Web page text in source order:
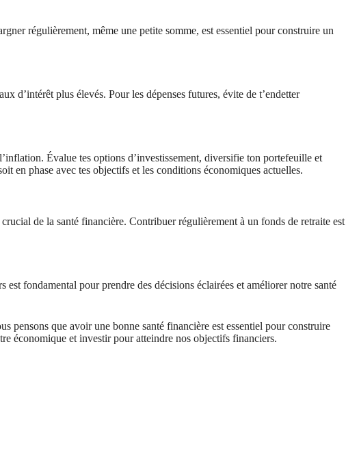
régulièrement, même une petite somme, est essentiel pour construire un
d’intérêt plus élevés. Pour les dépenses futures, évite de t’endetter
Évalue tes options d’investissement, diversifie ton portefeuille et
en phase avec tes objectifs et les conditions économiques actuelles.
de la santé financière. Contribuer régulièrement à un fonds de retraite est
fondamental pour prendre des décisions éclairées et améliorer notre santé
pensons que avoir une bonne santé financière est essentiel pour construire
économique et investir pour atteindre nos objectifs financiers.